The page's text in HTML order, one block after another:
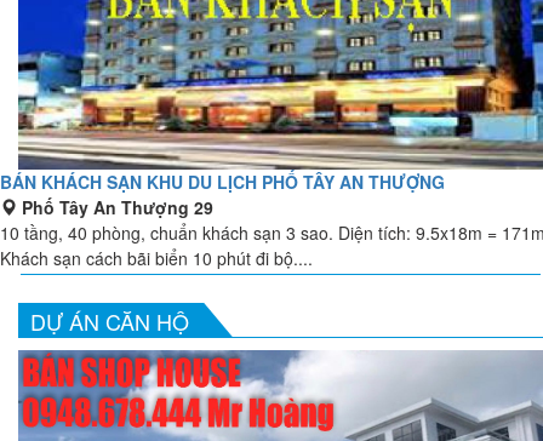
BÁN KHÁCH SẠN KHU DU LỊCH PHỐ TÂY AN THƯỢNG
Phố Tây An Thượng 29
10 tầng, 40 phòng, chuẩn khách sạn 3 sao. Diện tích: 9.5x18m =
Khách sạn cách bãi biển 10 phút đi bộ....
DỰ ÁN CĂN HỘ